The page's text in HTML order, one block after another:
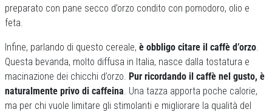
preparato con pane secco d’orzo condito con pomodoro, olio e
feta.
Infine, parlando di questo cereale, è obbligo citare il caffè d’orzo.
Questa bevanda, molto diffusa in Italia, nasce dalla tostatura e
macinazione dei chicchi d’orzo. Pur ricordando il caffè nel gusto, è
naturalmente privo di caffeina. Una tazza apporta poche calorie,
ma per chi vuole limitare gli stimolanti e migliorare la qualità del